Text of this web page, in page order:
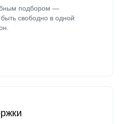
подбором —
свободно в одной